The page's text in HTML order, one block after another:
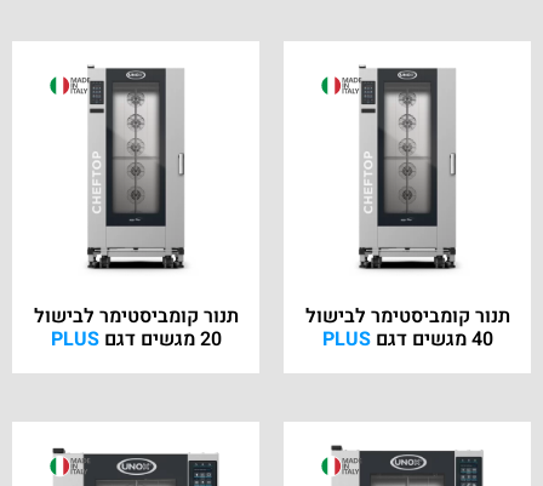
תנור קומביסטימר לבישול
40 מגשים דגם PLUS
תנור קומביסטימר לבישול
20 מגשים דגם PLUS